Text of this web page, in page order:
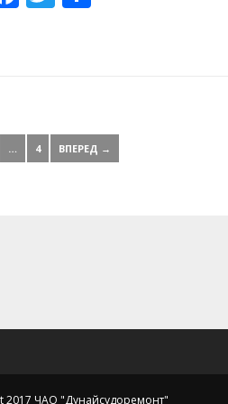
… 4 ВПЕРЕД →
2017 ЧАО "Дунайсудоремонт"